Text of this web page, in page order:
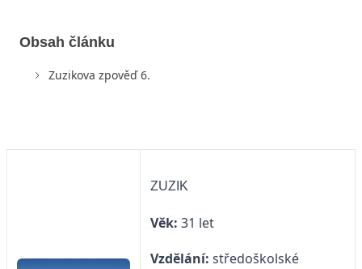
Obsah článku
Zuzikova zpověď 6.
ZUZIK
Věk: 31 let
Vzdělání: středoškolské